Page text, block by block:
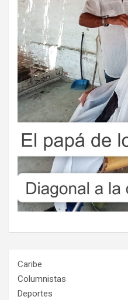
Caribe
Columnistas
Deportes